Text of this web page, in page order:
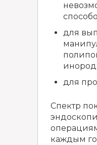
для
для
Спектр
каждым